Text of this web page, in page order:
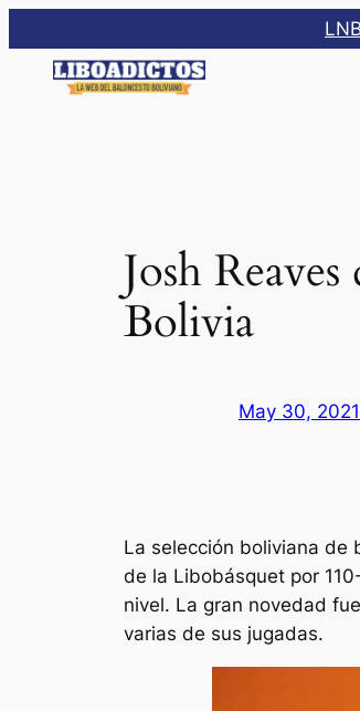
al
contenido
Josh
Bolivia
May 30, 2021
La selección boliviana de
de la Libobásquet por
nivel. La gran novedad
varias de sus jugadas.